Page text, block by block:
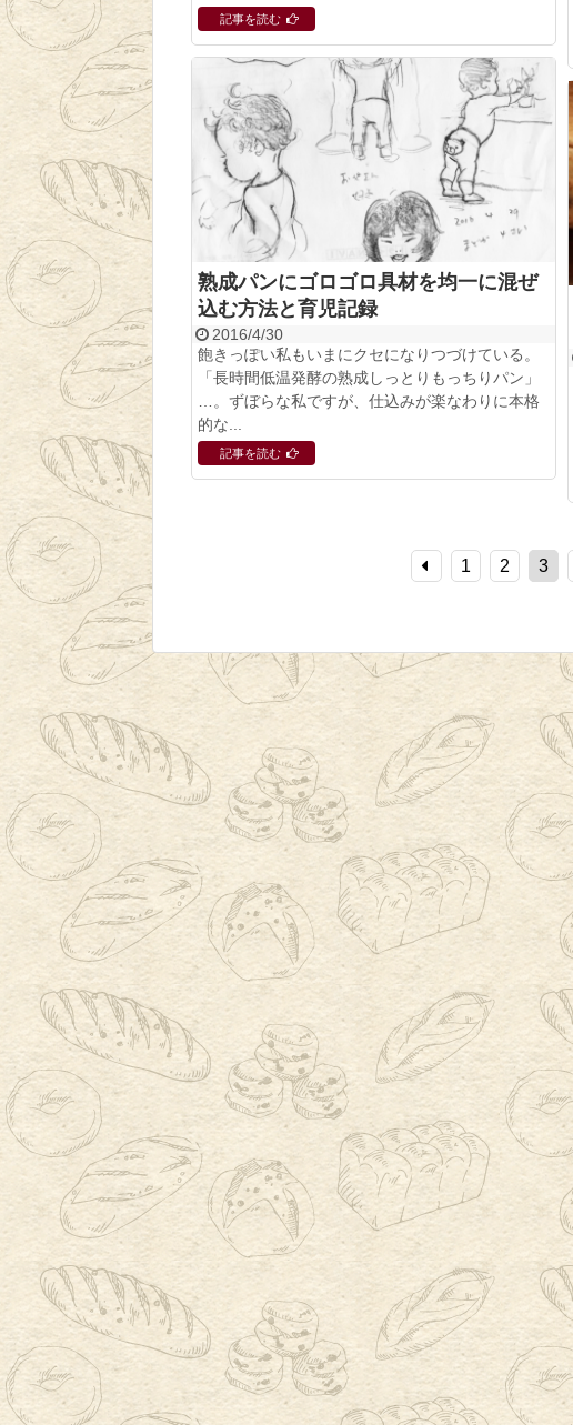
記事を読む
熟成パンにゴロゴロ具材を均一に混ぜ
込む方法と育児記録
2016/4/30
飽きっぽい私もいまにクセになりつづけている。
「長時間低温発酵の熟成しっとりもっちりパン」
…。ずぼらな私ですが、仕込みが楽なわりに本格
的な...
記事を読む
1 2 3